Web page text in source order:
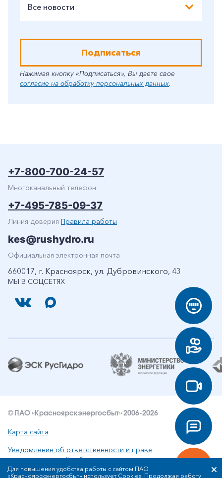
Все новости
Подписаться
Нажимая кнопку «Подписаться», Вы даете свое
согласие на обработку персональных данных.
МЫ В СОЦСЕТЯХ
+7-800-700-24-57
Многоканальный телефон
+7-495-785-09-37
Линия доверия Правила работы
kes@rushydro.ru
Официальная электронная почта
660017, г. Красноярск, ул. Дубровинского, 43
© ПАО «Красноярскэнергосбыт» 2006-2026
Карта сайта
Уведомление об ответственности и праве
интеллектуальной собственности
Для повышения удобства работы с сайтом ПАО
«Красноярскэнергосбыт» использует Cookies. Продолжая работу